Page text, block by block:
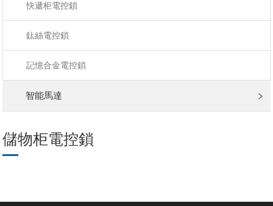
快遞柜電控鎖
鈦絲電控鎖
記憶合金電控鎖
智能馬達
儲物柜電控鎖